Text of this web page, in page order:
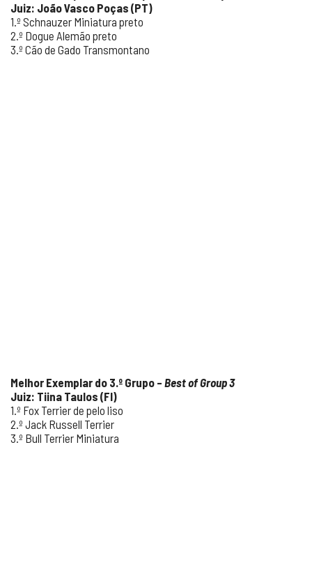
Juiz: João Vasco Poças (PT)
1.º Schnauzer Miniatura preto
2.º Dogue Alemão preto
3.º Cão de Gado Transmontano
Melhor Exemplar do 3.º Grupo – Best of Group 3
Juiz: Tiina Taulos (FI)
1.º Fox Terrier de pelo liso
2.º Jack Russell Terrier
3.º Bull Terrier Miniatura